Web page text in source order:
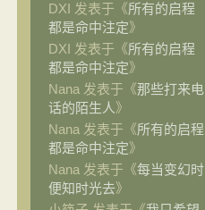
DXI 发表于《所有的启程
都是命中注定》
DXI 发表于《所有的启程
都是命中注定》
Nana 发表于《那些打来电
话的陌生人》
Nana 发表于《所有的启程
都是命中注定》
Nana 发表于《每当变幻时
便知时光去》